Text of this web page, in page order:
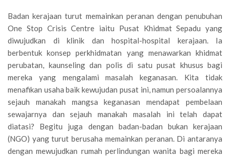
Badan kerajaan turut memainkan peranan dengan penubuhan
One Stop Crisis Centre iaitu Pusat Khidmat Sepadu yang
diwujudkan di klinik dan hospital-hospital kerajaan. Ia
berbentuk konsep perkhidmatan yang menawarkan khidmat
perubatan, kaunseling dan polis di satu pusat khusus bagi
mereka yang mengalami masalah keganasan. Kita tidak
menafikan usaha baik kewujudan pusat ini, namun persoalannya
sejauh manakah mangsa keganasan mendapat pembelaan
sewajarnya dan sejauh manakah masalah ini telah dapat
diatasi? Begitu juga dengan badan-badan bukan kerajaan
(NGO) yang turut berusaha memainkan peranan. Di antaranya
dengan mewujudkan rumah perlindungan wanita bagi mereka